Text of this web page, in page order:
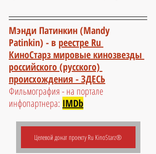
Мэнди Патинкин (Mandy
Patinkin) - в реестре Ru
КиноСтарз мировые кинозвезды
российского (русского)
происхождения - ЗДЕСЬ
Фильмография - на портале
инфопартнера: IMDb
Целевой донат проекту Ru KinoStarz®